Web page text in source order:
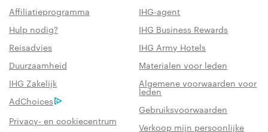
Affiliatieprogramma
IHG-agent
Hulp nodig?
IHG Business Rewards
Reisadvies
IHG Army Hotels
Duurzaamheid
Materialen voor leden
IHG Zakelijk
Algemene voorwaarden voor
leden
AdChoices
Gebruiksvoorwaarden
Privacy- en cookiecentrum
Verkoop mijn persoonlijke